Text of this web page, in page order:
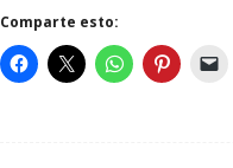
Comparte esto: